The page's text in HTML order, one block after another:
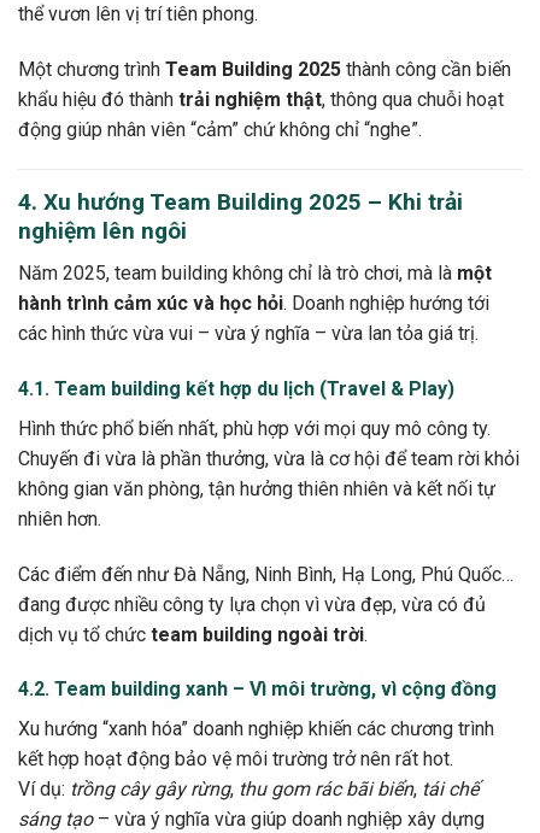
thể vươn lên vị trí tiên phong.
Một chương trình Team Building 2025 thành công cần biến
khẩu hiệu đó thành trải nghiệm thật, thông qua chuỗi hoạt
động giúp nhân viên “cảm” chứ không chỉ “nghe”.
4. Xu hướng Team Building 2025 – Khi trải
nghiệm lên ngôi
Năm 2025, team building không chỉ là trò chơi, mà là một
hành trình cảm xúc và học hỏi. Doanh nghiệp hướng tới
các hình thức vừa vui – vừa ý nghĩa – vừa lan tỏa giá trị.
4.1. Team building kết hợp du lịch (Travel & Play)
Hình thức phổ biến nhất, phù hợp với mọi quy mô công ty.
Chuyến đi vừa là phần thưởng, vừa là cơ hội để team rời khỏi
không gian văn phòng, tận hưởng thiên nhiên và kết nối tự
nhiên hơn.
Các điểm đến như Đà Nẵng, Ninh Bình, Hạ Long, Phú Quốc…
đang được nhiều công ty lựa chọn vì vừa đẹp, vừa có đủ
dịch vụ tổ chức team building ngoài trời.
4.2. Team building xanh – Vì môi trường, vì cộng đồng
Xu hướng “xanh hóa” doanh nghiệp khiến các chương trình
kết hợp hoạt động bảo vệ môi trường trở nên rất hot.
Ví dụ: trồng cây gây rừng, thu gom rác bãi biển, tái chế
sáng tạo– vừa ý nghĩa vừa giúp doanh nghiệp xây dựng